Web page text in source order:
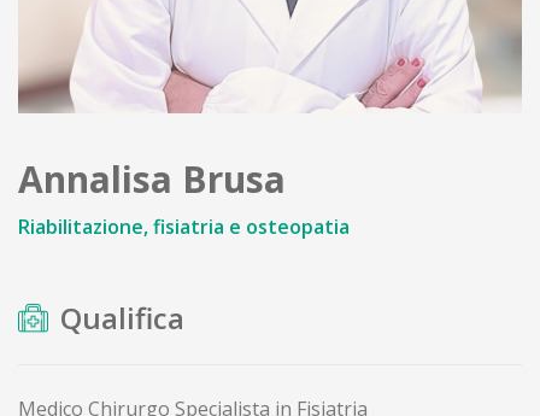
Annalisa Brusa
Riabilitazione, fisiatria e osteopatia
Qualifica
Medico Chirurgo Specialista in Fisiatria